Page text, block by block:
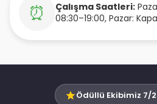
⏰ Çalışma Saatleri:
08:30–19:00, Pazar:
Ödüllü Ekibimiz 7/